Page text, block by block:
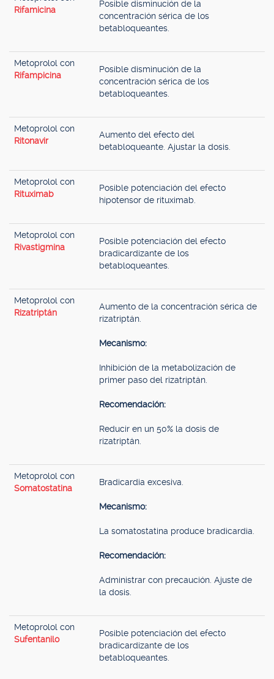
Rifamicina
Posible disminución de la
concentración sérica de los
betabloqueantes.
Metoprolol con
Rifampicina
Posible disminución de la
concentración sérica de los
betabloqueantes.
Metoprolol con
Ritonavir
Aumento del efecto del
betabloqueante. Ajustar la dosis.
Metoprolol con
Rituximab
Posible potenciación del efecto
hipotensor de rituximab.
Metoprolol con
Rivastigmina
Posible potenciación del efecto
bradicardizante de los
betabloqueantes.
Metoprolol con
Rizatriptán
Aumento de la concentración sérica de
rizatriptán.
Mecanismo:
Inhibición de la metabolización de
primer paso del rizatriptán.
Recomendación:
Reducir en un 50% la dosis de
rizatriptán.
Metoprolol con
Somatostatina
Bradicardia excesiva.
Mecanismo:
La somatostatina produce bradicardia.
Recomendación:
Administrar con precaución. Ajuste de
la dosis.
Metoprolol con
Sufentanilo
Posible potenciación del efecto
bradicardizante de los
betabloqueantes.